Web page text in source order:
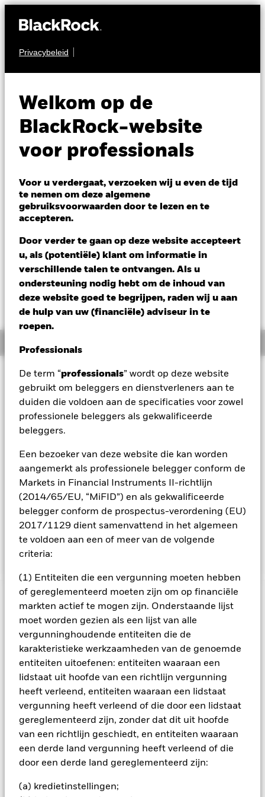
Privacybeleid
Welkom op de
BlackRock-website
voor professionals
Voor u verdergaat, verzoeken wij u even de tijd
te nemen om deze algemene
gebruiksvoorwaarden door te lezen en te
accepteren.
Door verder te gaan op deze website accepteert
u, als (potentiële) klant om informatie in
verschillende talen te ontvangen. Als u
ondersteuning nodig hebt om de inhoud van
deze website goed te begrijpen, raden wij u aan
de hulp van uw (financiële) adviseur in te
roepen.
Professionals
De term “professionals” wordt op deze website
gebruikt om beleggers en dienstverleners aan te
duiden die voldoen aan de specificaties voor zowel
professionele beleggers als gekwalificeerde
beleggers.
Een bezoeker van deze website die kan worden
aangemerkt als professionele belegger conform de
Markets in Financial Instruments II-richtlijn
(2014/65/EU, “MiFID”) en als gekwalificeerde
belegger conform de prospectus-verordening (EU)
2017/1129 dient samenvattend in het algemeen
te voldoen aan een of meer van de volgende
criteria:
(1) Entiteiten die een vergunning moeten hebben
of gereglementeerd moeten zijn om op financiële
markten actief te mogen zijn. Onderstaande lijst
moet worden gezien als een lijst van alle
vergunninghoudende entiteiten die de
karakteristieke werkzaamheden van de genoemde
entiteiten uitoefenen: entiteiten waaraan een
lidstaat uit hoofde van een richtlijn vergunning
heeft verleend, entiteiten waaraan een lidstaat
vergunning heeft verleend of die door een lidstaat
gereglementeerd zijn, zonder dat dit uit hoofde
van een richtlijn geschiedt, en entiteiten waaraan
een derde land vergunning heeft verleend of die
door een derde land gereglementeerd zijn:
(a) kredietinstellingen;
AANDELEN
Income Fund
NAV per 07/aug/2026
GBP 15,21
Verandering NAV 1 dag per 07/aug/2026
GBP -0,04 (-0,26%)
Overzicht
Beleggingsdoel
Het Fonds streeft ernaar een bovengemiddeld rendement op
uw belegging te genereren alsook kapitaalgroei op lange
termijn te behouden op een manier die verenigbaar is met de
principes van een beleggingsbeleid dat rekening houdt met
(ESG). Het Fonds belegt ten minste 70% van zijn totale
van bedrijven die zijn gevestigd of voornamelijk economisch
actief zijn in ontwikkelde markten. De totale activa van het
Fonds worden belegd in overeenstemming met zijn ESG-
beleid zoals uiteengezet in het prospectus. Raadpleeg voor
meer details over de ESGkenmerken het prospectus en de
BELANGRIJKE GEGEVENS: Kapitaalrisico.
De waarde en
zijn niet gegarandeerd. Beleggers verliezen mogelijk hun
oorspronkelijke inleg.
Tot de overige risicofactoren behoren een groter
'liquiditeitsrisico', beperkingen op beleggingen in of transfers
van activa, de laattijdige of niet-uitgevoerde levering van
effecten of betalingen aan het Fonds en
en aandelengerelateerde effecten kan worden beïnvloed door
dagelijkse schommelingen op de aandelenmarkten. Tot de
andere factoren die van invloed zijn, behoren politiek en
gebeurtenissen in de bedrijven. Actief beheer van de